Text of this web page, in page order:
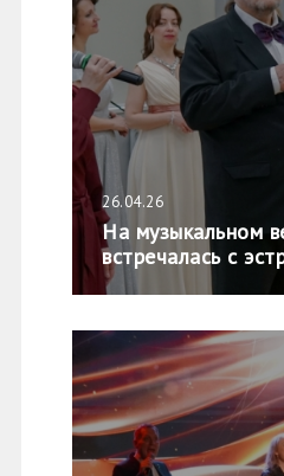
26.04.26
На музыкальном
встречалась с